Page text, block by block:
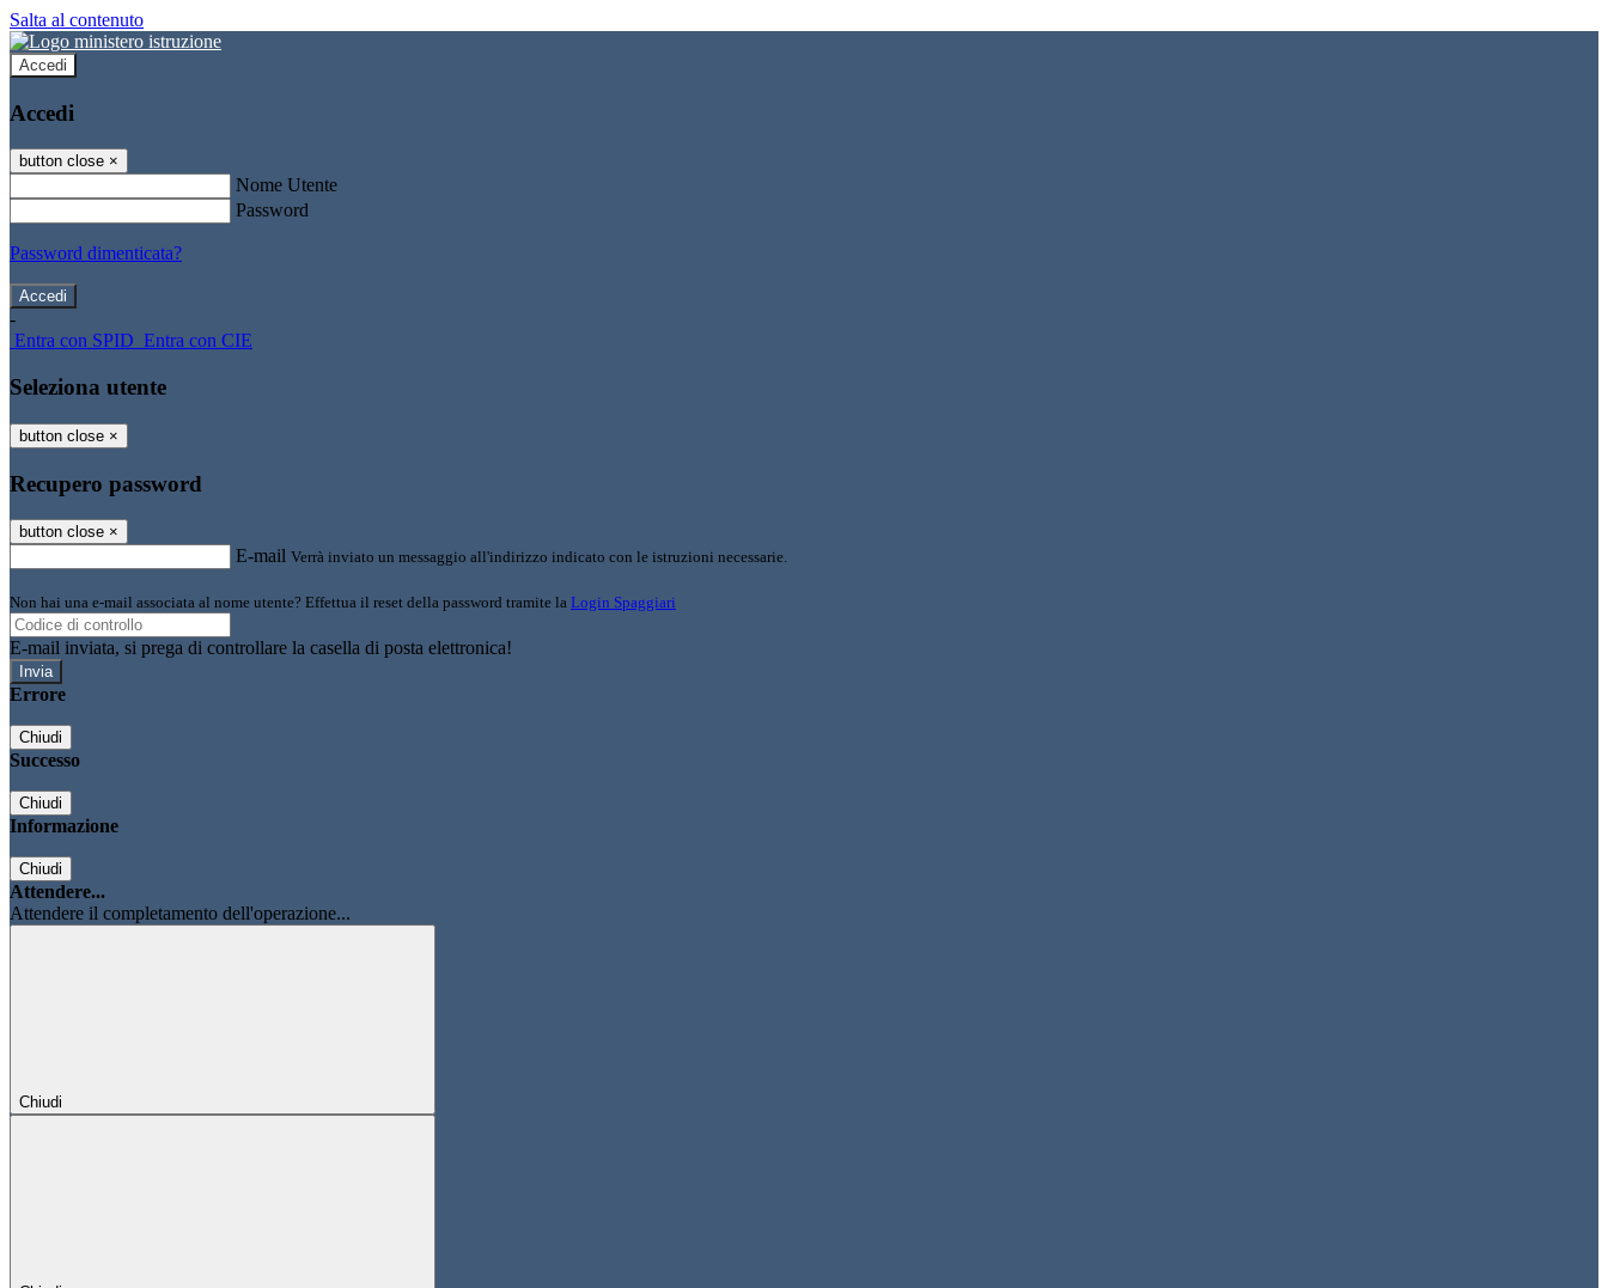
Salta al contenuto
Accedi
Accedi
button close ×
Nome Utente
Password
Password dimenticata?
-
Entra con SPID Entra con CIE
Seleziona utente
button close ×
Recupero password
button close ×
E-mail Verrà inviato un messaggio all'indirizzo indicato con le istruzioni necessarie.
Non hai una e-mail associata al nome utente? Effettua il reset della password tramite la Login Spaggiari
E-mail inviata, si prega di controllare la casella di posta elettronica!
Errore
Chiudi
Successo
Chiudi
Informazione
Chiudi
Attendere...
Attendere il completamento dell'operazione...
Chiudi